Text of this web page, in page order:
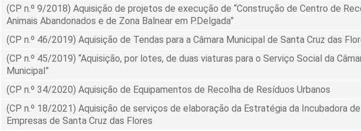
(CP n.º 9/2018) Aquisição de projetos de execução de “Construção de Centro de
Animais Abandonados e de Zona Balnear em P.Delgada”
(CP n.º 46/2019) Aquisição de Tendas para a Câmara Municipal de Santa Cruz das
(CP n.º 45/2019) “Aquisição, por lotes, de duas viaturas para o Serviço Social da
Municipal”
(CP n.º 34/2020) Aquisição de Equipamentos de Recolha de Resíduos Urbanos
(CP n.º 18/2021) Aquisição de serviços de elaboração da Estratégia da Incubadora de
Empresas de Santa Cruz das Flores